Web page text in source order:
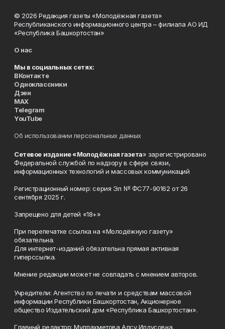
© 2026 Редакция газеты «Молодёжная газета»
Республиканского информационного центра – филиала АО ИД
«Республика Башкортостан»
О нас
Мы в социальных сетях:
ВКонтакте
Одноклассники
Дзен
MAX
Telegram
YouTube
Об использовании персональных данных
Сетевое издание «Молодёжная газета» зарегистрировано
Федеральной службой по надзору в сфере связи,
информационных технологий и массовых коммуникаций
Регистрационный номер: серия Эл № ФС77-90162 от 26
сентября 2025 г.
Запрещено для детей «18+»
При перепечатке ссылка на «Молодёжную газету»
обязательна.
Для интернет-изданий обязательна прямая активная
гиперссылка.
Мнение редакции может не совпадать с мнением авторов.
Учредители: Агентство по печати и средствам массовой
информации Республики Башкортостан, Акционерное
общество Издательский дом «Республика Башкортостан».
Главный редактор: Муллахметова Алсу Илдусовна.